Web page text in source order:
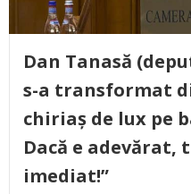
Dan Tanasă
s-a transformat
chiriaș de lux pe
Dacă e adevărat,
imediat!”